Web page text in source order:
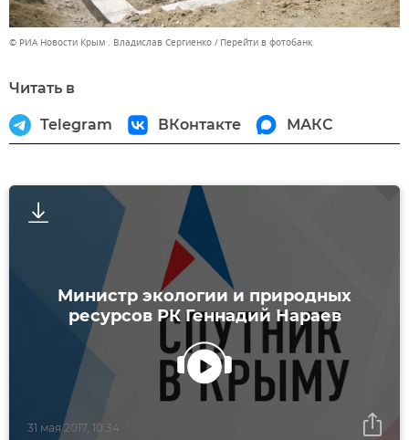
© РИА Новости Крым . Владислав Сергиенко Перейти в фотобанк
Читать в
Telegram ВКонтакте МАКС
Министр экологии и природных
ресурсов РК Геннадий Нараев
31 мая 2017, 10:34